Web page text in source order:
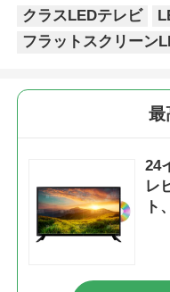
品質管理
お問い合わせ
引金 を 求め て く
クラスLEDテレビ
フラットスクリーン
最
24
レ
ト